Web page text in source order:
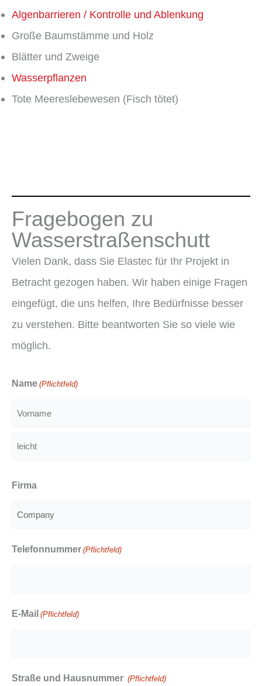
Algenbarrieren / Kontrolle und Ablenkung
Große Baumstämme und Holz
Blätter und Zweige
Wasserpflanzen
Tote Meereslebewesen (Fisch tötet)
Fragebogen zu
Wasserstraßenschutt
Vielen Dank, dass Sie Elastec für Ihr Projekt in
Betracht gezogen haben. Wir haben einige Fragen
eingefügt, die uns helfen, Ihre Bedürfnisse besser
zu verstehen. Bitte beantworten Sie so viele wie
möglich.
Name (Pflichtfeld)
Firma
Telefonnummer (Pflichtfeld)
E-Mail (Pflichtfeld)
Straße und Hausnummer (Pflichtfeld)